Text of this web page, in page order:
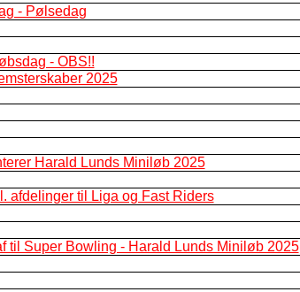
- Pølsedag
- OBS!!
2025
Harald Lunds Miniløb 2025
afdelinger til Liga og Fast Riders
til Super Bowling - Harald Lunds Miniløb 2025